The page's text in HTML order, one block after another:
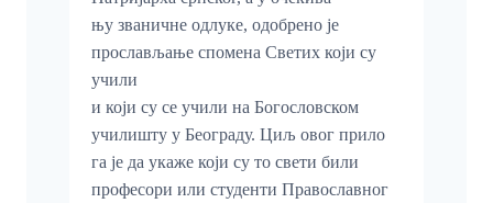
њу званичне одлуке, одобрено је
прослављање спомена Светих који су
учили
и који су се учили на Богословском
училишту у Београду. Циљ овог прило
га је да укаже који су то свети били
професори или студенти Православног